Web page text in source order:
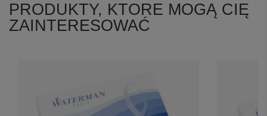
PRODUKTY, KTORE MOGĄ CIĘ
ZAINTERESOWAĆ